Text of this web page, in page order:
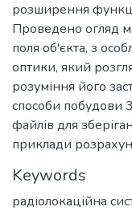
розширення
Проведено огляд
поля об'єкта, з
оптики, який
розуміння його
способи побудови
файлів для
приклади
Keywords
радіолокаційна